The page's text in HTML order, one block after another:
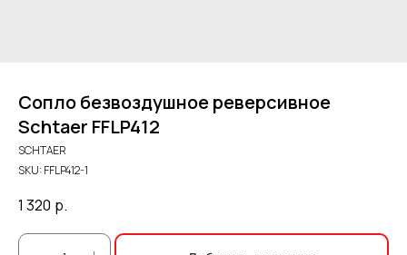
Сопло безвоздушное реверсивное
Schtaer FFLP412
SCHTAER
SKU:FFLP412-1
1 320 р.